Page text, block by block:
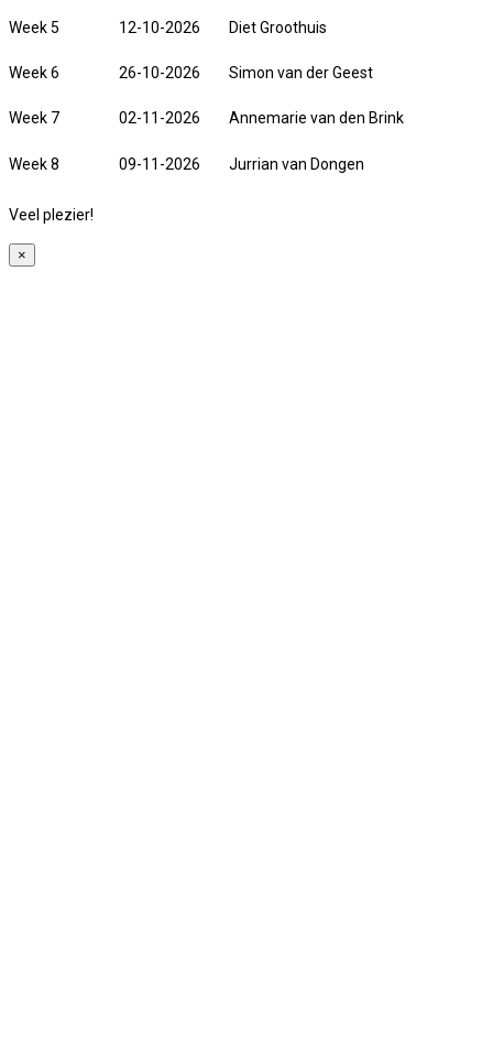
Week 5 12-10-2026 Diet Groothuis
Week 6 26-10-2026 Simon van der Geest
Week 7 02-11-2026 Annemarie van den Brink
Week 8 09-11-2026 Jurrian van Dongen
Veel plezier!
×